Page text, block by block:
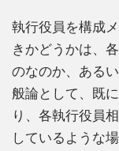
執行役員を構成
きかどうかは、
のなのか、ある
般論として、既
り、各執行役員
しているような